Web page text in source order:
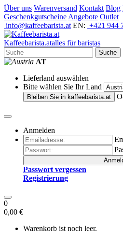
Über uns Warenversand Kontakt Blog
Geschenkgutscheine Angebote Outlet
info@kaffeebarista.at EN: +421 944
Kaffeebarista.atalles für baristas
Suche
AT
Lieferland auswählen
Bitte wählen Sie Ihr Land
Bleiben Sie in kaffeebarista.at
Anmelden
Passwort vergessen
Registrierung
0
0,00 €
Warenkorb ist noch leer.